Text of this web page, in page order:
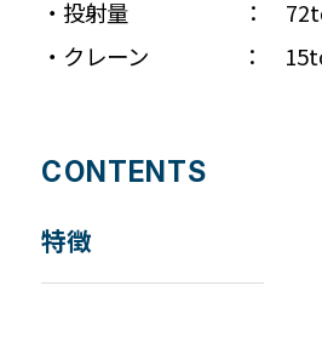
・投射量 ：
・クレーン ：
CONTENTS
特徴